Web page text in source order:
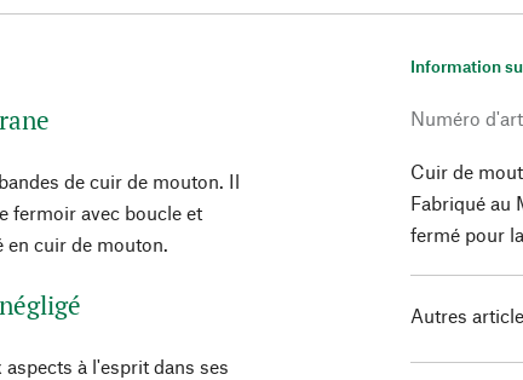
de cuir de mouton. Il
fermoir avec boucle et
en cuir de mouton.
à l'esprit dans ses
Information
Numéro
Cuir de
Fabriqué au
fermé pour
Autres